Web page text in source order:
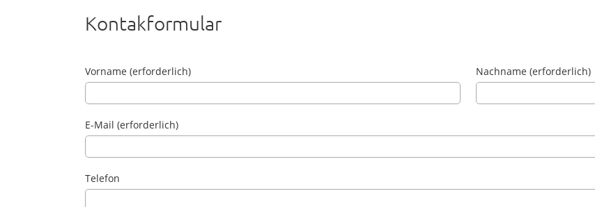
Kontakformular
Vorname (erforderlich) Nachname (erforderlich)
E-Mail (erforderlich)
Telefon